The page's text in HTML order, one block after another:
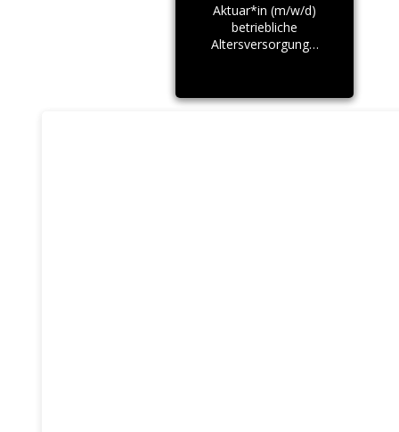
Aktuar*in (m/w/d)
betriebliche
Altersversorgung…